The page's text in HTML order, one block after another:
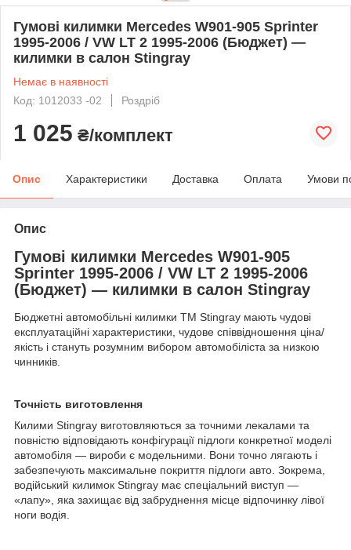
Гумові килимки Mercedes W901-905 Sprinter
1995-2006 / VW LT 2 1995-2006 (Бюджет) —
килимки в салон Stingray
Немає в наявності
Код: 1012033 -02
Роздріб
1 025 ₴/комплект
Опис Характеристики Доставка Оплата Умови
Опис
Гумові килимки Mercedes W901-905
Sprinter 1995-2006 / VW LT 2 1995-2006
(Бюджет) — килимки в салон Stingray
Бюджетні автомобільні килимки ТМ Stingray мають чудові
експлуатаційні характеристики, чудове співвідношення ціна/
якість і стануть розумним вибором автомобіліста за низкою
чинників.
Точність виготовлення
Килими Stingray виготовляються за точними лекалами та
повністю відповідають конфігурації підлоги конкретної моделі
автомобіля — вироби є модельними. Вони точно лягають і
забезпечують максимальне покриття підлоги авто. Зокрема,
водійський килимок Stingray має спеціальний виступ —
«лапу», яка захищає від забруднення місце відпочинку лівої
ноги водія.